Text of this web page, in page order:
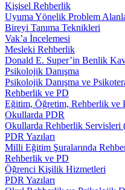
Kişisel Rehberlik
Uyuma Yönelik Problem
Bireyi Tanıma Teknikleri
Vak’a İncelemesi
Mesleki Rehberlik
Donald E. Super’in Benlik
Psikolojik Danışma
Psikolojik Danışma ve
Rehberlik ve PD
Eğitim, Öğretim, Rehberlik ve
Okullarda PDR
Okullarda Rehberlik Servisleri
PDR Yazıları
Milli Eğitim Şuralarında
Rehberlik ve PD
Öğrenci Kişilik Hizmetleri
PDR Yazıları